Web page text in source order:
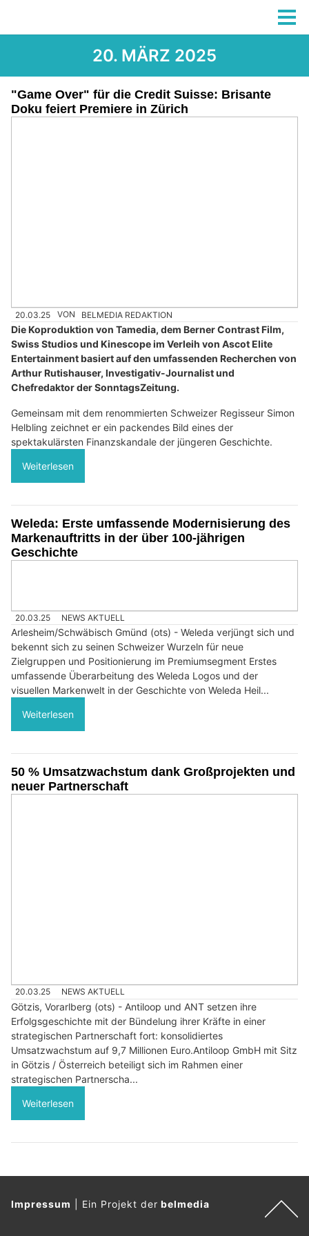
20. MÄRZ 2025
"Game Over" für die Credit Suisse: Brisante
Doku feiert Premiere in Zürich
20.03.25 VON BELMEDIA REDAKTION
Die Koproduktion von Tamedia, dem Berner Contrast Film,
Swiss Studios und Kinescope im Verleih von Ascot Elite
Entertainment basiert auf den umfassenden Recherchen von
Arthur Rutishauser, Investigativ-Journalist und
Chefredaktor der SonntagsZeitung.
Gemeinsam mit dem renommierten Schweizer Regisseur Simon
Helbling zeichnet er ein packendes Bild eines der
spektakulärsten Finanzskandale der jüngeren Geschichte.
Weiterlesen
Weleda: Erste umfassende Modernisierung des
Markenauftritts in der über 100-jährigen
Geschichte
20.03.25 NEWS AKTUELL
Arlesheim/Schwäbisch Gmünd (ots) - Weleda verjüngt sich und
bekennt sich zu seinen Schweizer Wurzeln für neue
Zielgruppen und Positionierung im Premiumsegment Erstes
umfassende Überarbeitung des Weleda Logos und der
visuellen Markenwelt in der Geschichte von Weleda Heil...
Weiterlesen
50 % Umsatzwachstum dank Großprojekten und
neuer Partnerschaft
20.03.25 NEWS AKTUELL
Götzis, Vorarlberg (ots) - Antiloop und ANT setzen ihre
Erfolgsgeschichte mit der Bündelung ihrer Kräfte in einer
strategischen Partnerschaft fort: konsolidiertes
Umsatzwachstum auf 9,7 Millionen Euro.Antiloop GmbH mit Sitz
in Götzis / Österreich beteiligt sich im Rahmen einer
strategischen Partnerscha...
Weiterlesen
Impressum Ein Projekt derbelmedia